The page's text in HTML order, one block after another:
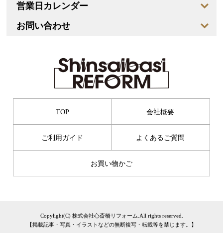
営業日カレンダー
お問い合わせ
TOP 会社概要
ご利用ガイド よくあるご質問
お買い物かご
Copylight(C) 株式会社心斎橋リフォーム.All rights reserved.
【掲載記事・写真・イラストなどの無断複写・転載等を禁じます。】